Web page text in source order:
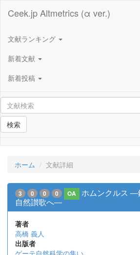
Ceek.jp Altmetrics (α ver.)
文献ランキング
新着文献
新着投稿
検索
ホーム 文献詳細
3 0 0 0 OA
ホムンクルス ―
自然讃歌へ―
著者
高橋 義人
出版者
ゲーテ自然科学の集い